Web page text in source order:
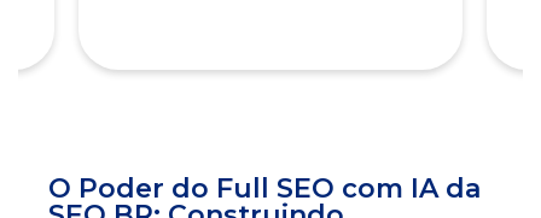
O Poder do Full SEO com IA da